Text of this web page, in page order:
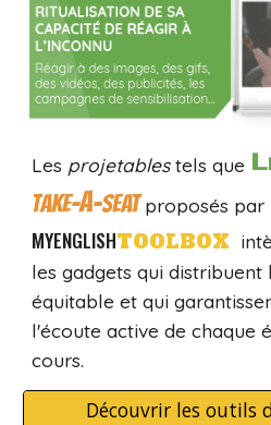
Les projetablestels que
TAKE-A-SEAT proposés par
MYENGLISHTOOLBOX
les gadgets qui
équitable et qui
l'écoute active de chaque
cours.
Découvrir les outils